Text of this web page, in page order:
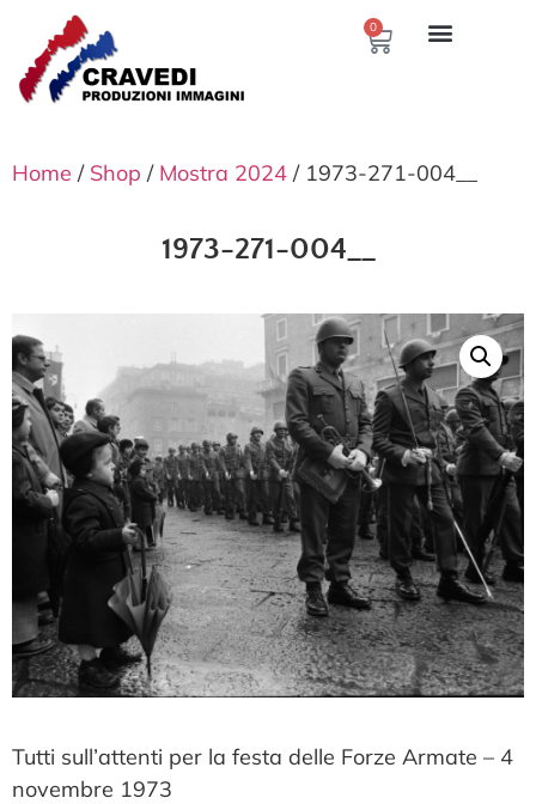
0
Home / Shop / Mostra 2024 / 1973-271-004__
1973-271-004__
Tutti sull’attenti per la festa delle Forze Armate – 4
novembre 1973